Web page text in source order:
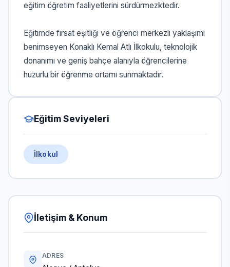
eğitim öğretim faaliyetlerini sürdürmezktedir.
Eğitimde fırsat eşitliği ve öğrenci merkezli yaklaşımı
benimseyen Konaklı Kemal Atlı İlkokulu, teknolojik
donanımı ve geniş bahçe alanıyla öğrencilerine
huzurlu bir öğrenme ortamı sunmaktadır.
Eğitim Seviyeleri
İlkokul
İletişim & Konum
ADRES